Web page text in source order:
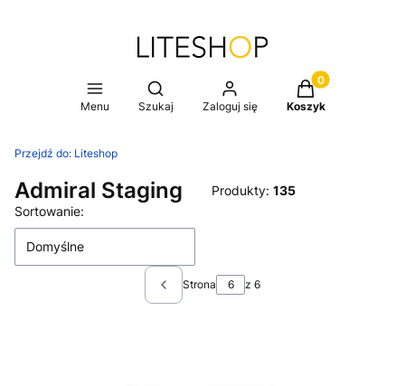
Menu
Otwórz wyszukiwarkę
Szukaj Zaloguj się
Produkty w
Koszyk
Przejdź do: Liteshop
Admiral Staging Produkty: 135
Lista produktów
Sortowanie:
Domyślne
Poprzednie produkty
Strona z 6